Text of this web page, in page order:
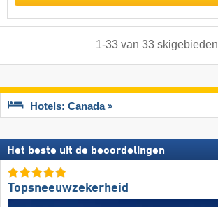
1-33van 33 skigebieden
Hotels: Canada
Het beste uit de beoordelingen
Topsneeuwzekerheid